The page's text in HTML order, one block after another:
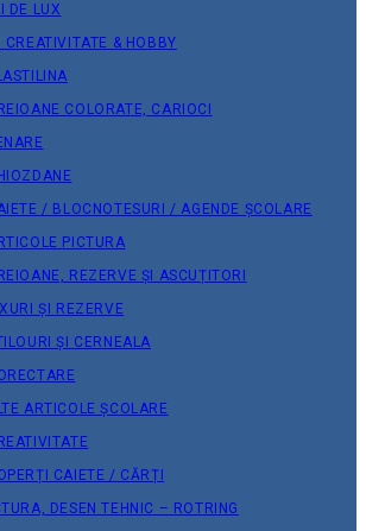
DE LUX
CREATIVITATE & HOBBY
COLORATE, CARIOCI
/ BLOCNOTESURI / AGENDE ȘCOLARE
PICTURA
REZERVE ȘI ASCUȚITORI
ȘI REZERVE
ȘI CERNEALA
ARTICOLE ȘCOLARE
CAIETE / CĂRȚI
DESEN TEHNIC – ROTRING